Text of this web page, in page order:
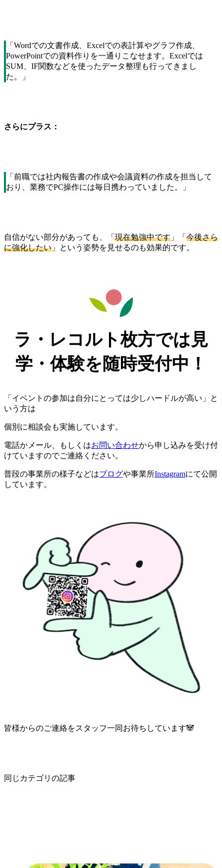
「Wordでの文書作成、Excelでの表計算やグラフ作成、
PowerPointでの資料作りを一通りこなせます。Excelでは
SUM、IF関数などを使ったデータ整理も行ってきまし
た。」
さらにプラス：
「前職では社内報告書の作成や会議資料の作成を担当して
おり、業務でPC操作には毎日携わっていました。」
自信がない部分があっても、「 現在勉強中です 」「 今後さら
に強化したい 」という姿勢を見せるのも効果的です。
ラ・レコルト枚方では見
学・体験を随時受付中！
「イベントの参加は自分にとっては少しハードルが高い」と
いう方は
個別に相談会も実施しています。
電話かメール、もしくはお問い合わせから申し込みを受け付
けていますのでご連絡ください。
普段の事業所の様子などはブログや事業所Instagramにて公開
しています。
皆様からのご連絡をスタッフ一同お待ちしています🐼
同じカテゴリの記事